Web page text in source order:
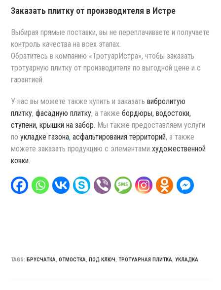
Заказать плитку от производителя в Истре
Выбирая прямые поставки, вы не переплачиваете и получаете
контроль качества на всех этапах.
Обратитесь в компанию «ТротуарИстра», чтобы заказать
тротуарную плитку от производителя по выгодной цене и с
гарантией.
У нас вы можете также купить и заказатьвибролитую
плитку,фасадную плитку, а такжебордюры, водостоки,
ступени, крышки на забор . Мы также предоставляем услуги
поукладке газона,асфальтирования территорий, а также
можете заказать продукцию с элементами художественной
ковки.
TAGS:БРУСЧАТКА, ОТМОСТКА, ПОД КЛЮЧ, ТРОТУАРНАЯ ПЛИТКА, УКЛАДКА